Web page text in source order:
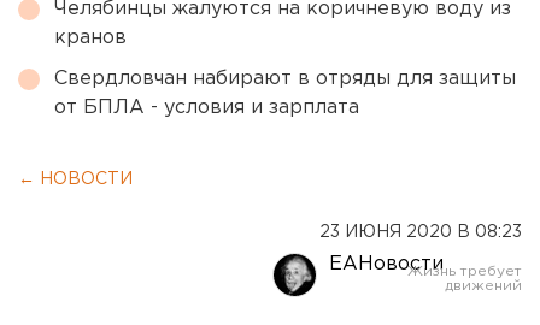
Челябинцы жалуются на коричневую воду из
кранов
Свердловчан набирают в отряды для защиты
от БПЛА - условия и зарплата
← НОВОСТИ
23 ИЮНЯ 2020 В 08:23
ЕАНовости